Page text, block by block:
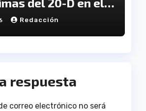
de la
Redacción
respuesta
correo electrónico no será